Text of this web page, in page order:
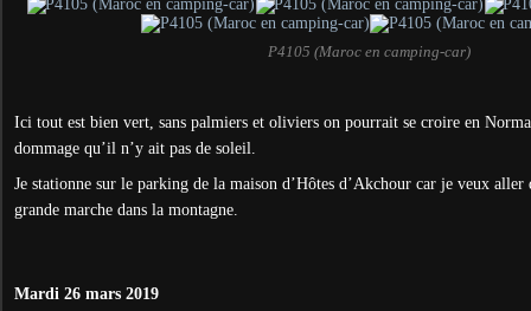
P4105 (Maroc en camping-car)
Ici tout est bien vert, sans palmiers et oliviers on pourrait se croire en
dommage qu’il n’y ait pas de soleil.
Je stationne sur le parking de la maison d’Hôtes d’Akchour car je veux aller
grande marche dans la montagne.
Mardi 26 mars 2019